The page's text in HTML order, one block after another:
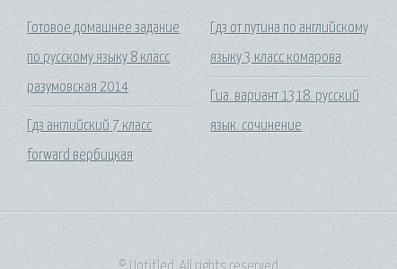
Готовое домашнее задание
по русскому языку 8 класс
разумовская 2014
Гдз английский 7 класс
forward вербицкая
Гдз от путина по английскому
языку 3 класс комарова
Гиа. вариант 1318. русский
язык. сочинение